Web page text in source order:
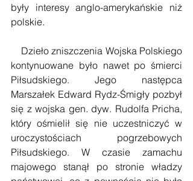
były interesy anglo-amerykańskie niż
polskie.
Dzieło zniszczenia Wojska Polskiego
kontynuowane było nawet po śmierci
Piłsudskiego. Jego następca
Marszałek Edward Rydz-Śmigły pozbył
się z wojska gen. dyw. Rudolfa Pricha,
który ośmielił się nie uczestniczyć w
uroczystościach pogrzebowych
Piłsudskiego. W czasie zamachu
majowego stanął po stronie władzy